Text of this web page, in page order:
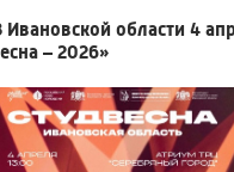
Ивановской области 4
– 2026»